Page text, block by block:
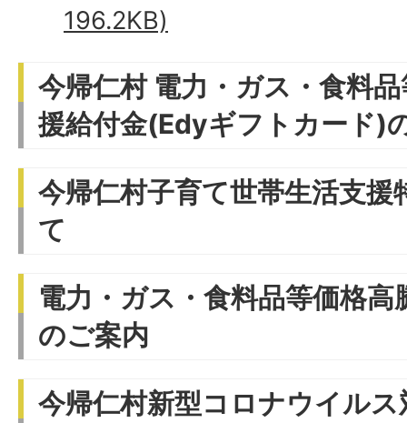
196.2KB)
今帰仁村 電力・ガス・食料
援給付金(Edyギフトカード)
今帰仁村子育て世帯生活支援
て
電力・ガス・食料品等価格高
のご案内
今帰仁村新型コロナウイル